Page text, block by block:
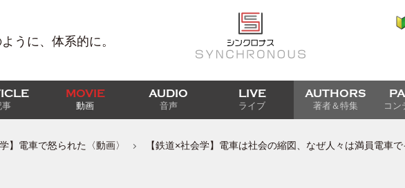
うに、体系的に。
事
MOVIE
動画
AUDIO
音声
LIVE
ライブ
AUTHORS
著者＆特集 コン
】電車で怒られた〈動画〉 【鉄道×社会学】電車は社会の縮図、なぜ人々は満員電車